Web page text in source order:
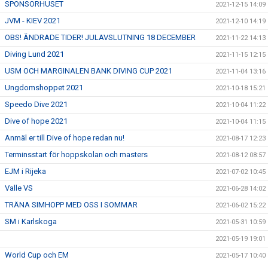
SPONSORHUSET 2021-12-15 14:09
JVM - KIEV 2021 2021-12-10 14:19
OBS! ÄNDRADE TIDER! JULAVSLUTNING 18 DECEMBER 2021-11-22 14:13
Diving Lund 2021 2021-11-15 12:15
USM OCH MARGINALEN BANK DIVING CUP 2021 2021-11-04 13:16
Ungdomshoppet 2021 2021-10-18 15:21
Speedo Dive 2021 2021-10-04 11:22
Dive of hope 2021 2021-10-04 11:15
Anmäl er till Dive of hope redan nu! 2021-08-17 12:23
Terminsstart för hoppskolan och masters 2021-08-12 08:57
EJM i Rijeka 2021-07-02 10:45
Valle VS 2021-06-28 14:02
TRÄNA SIMHOPP MED OSS I SOMMAR 2021-06-02 15:22
SM i Karlskoga 2021-05-31 10:59
2021-05-19 19:01
World Cup och EM 2021-05-17 10:40